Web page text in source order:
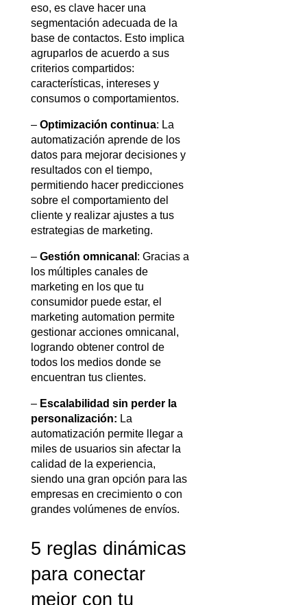
eso, es clave hacer una
segmentación adecuada de la
base de contactos. Esto implica
agruparlos de acuerdo a sus
criterios compartidos:
características, intereses y
consumos o comportamientos.
– Optimización continua: La
automatización aprende de los
datos para mejorar decisiones y
resultados con el tiempo,
permitiendo hacer predicciones
sobre el comportamiento del
cliente y realizar ajustes a tus
estrategias de marketing.
– Gestión omnicanal : Gracias a
los múltiples canales de
marketing en los que tu
consumidor puede estar, el
marketing automation permite
gestionar acciones omnicanal,
logrando obtener control de
todos los medios donde se
encuentran tus clientes.
– Escalabilidad sin perder la
personalización: La
automatización permite llegar a
miles de usuarios sin afectar la
calidad de la experiencia,
siendo una gran opción para las
empresas en crecimiento o con
grandes volúmenes de envíos.
5 reglas dinámicas
para conectar
mejor con tu